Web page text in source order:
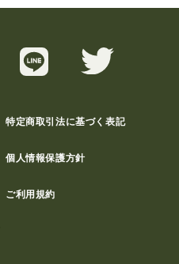
特定商取引法に基づく表記
個人情報保護方針
ご利用規約